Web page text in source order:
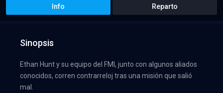
Info Reparto
Sinopsis
Ethan Hunt y su equipo del FMI, junto con algunos aliados
conocidos, corren contrarreloj tras una misión que salió
mal.